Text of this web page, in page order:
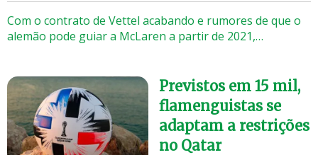
Com o contrato de Vettel acabando e rumores de que o
alemão pode guiar a McLaren a partir de 2021,…
Previstos em 15 mil,
flamenguistas se
adaptam a restrições
no Qatar